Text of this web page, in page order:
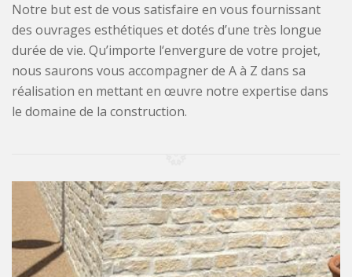
Notre but est de vous satisfaire en vous fournissant
des ouvrages esthétiques et dotés d’une très longue
durée de vie. Qu’importe l‘envergure de votre projet,
nous saurons vous accompagner de A à Z dans sa
réalisation en mettant en œuvre notre expertise dans
le domaine de la construction.